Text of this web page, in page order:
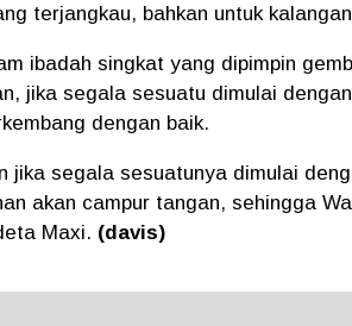
terjangkau, bahkan untuk
ibadah singkat yang dipimpin
jika segala sesuatu dimulai
dengan baik.
jika segala sesuatunya dimulai
akan campur tangan, sehingga
Maxi. (davis)